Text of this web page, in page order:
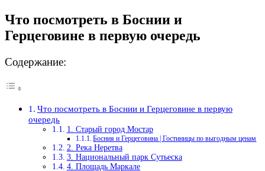
Что посмотреть в Боснии и
Герцеговине в первую очередь
Содержание:
Что посмотреть в Боснии и Герцеговине в первую
очередь
1. Старый город Мостар
Босния и Герцеговина | Гостиницы по выгодным ценам
2. Река Неретва
3. Национальный парк Сутьеска
4. Площадь Маркале